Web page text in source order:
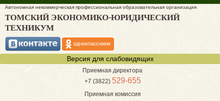
Автономная некоммерческая профессиональная образовательная организация
ТОМСКИЙ ЭКОНОМИКО-ЮРИДИЧЕСКИЙ
ТЕХНИКУМ
Версия для слабовидящих
Приемная директора
+7 (3822) 529-655
Приемная комиссия